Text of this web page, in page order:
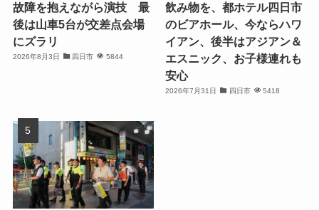
故障を抱えながら演技 最
後は山車5台が交差点会場
にズラリ
2026年8月3日 四日市 5844
飲み物を、都ホテル四日市
のビアホール、今ならハワ
イアン、後半はアジアン＆
エスニック、お子様連れも
安心
2026年7月31日 四日市 5418